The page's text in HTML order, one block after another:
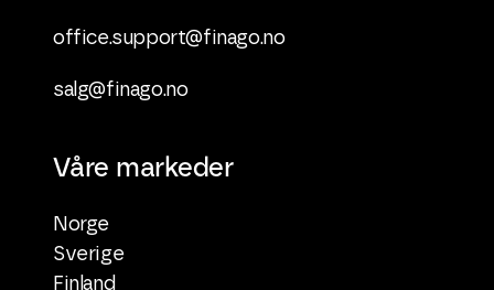
office.support@finago.no
salg@finago.no
Våre markeder
Norge
Sverige
Finland